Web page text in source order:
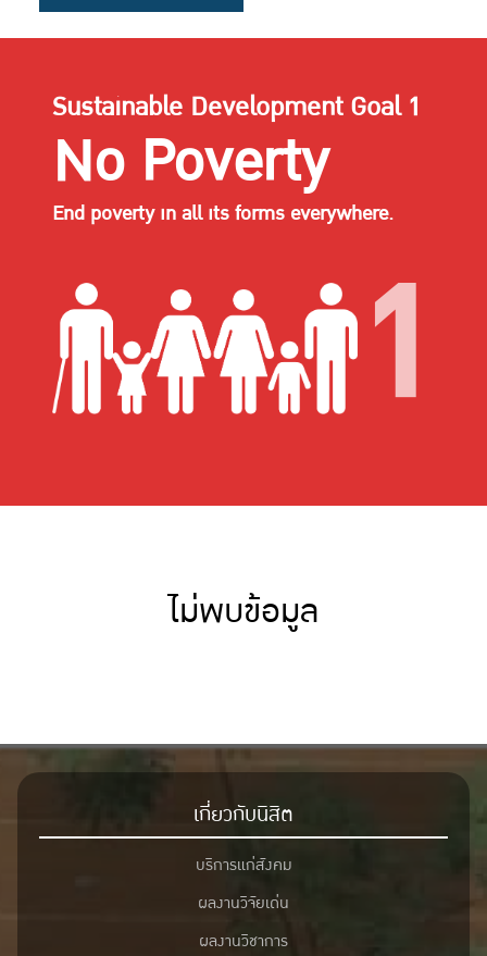
Sustainable Development Goal 1
No Poverty
End poverty in all its forms everywhere.
1
ไม่พบข้อมูล
เกี่ยวกับนิสิต
บริการแก่สังคม
ผลงานวิจัยเด่น
ผลงานวิชาการ